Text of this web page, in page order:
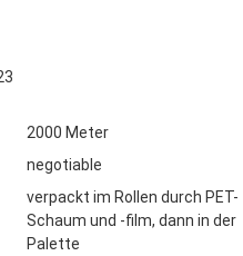
2000 Meter
negotiable
verpackt im Rollen durch PET-
Schaum und -film, dann in der
Palette